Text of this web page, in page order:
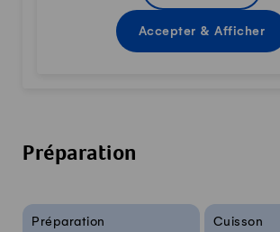
Accepter & Afficher
Préparation
Infos sur la recette
Préparation
Cuisson